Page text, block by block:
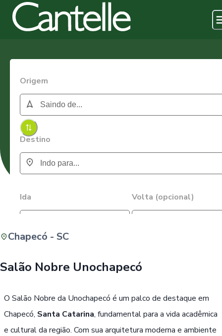
Origem
Destino
Ida Volta (opcional)
Chapecó - SC
Salão Nobre Unochapecó
O Salão Nobre da Unochapecó é um palco de destaque em
Chapecó, Santa Catarina, fundamental para a vida acadêmica
e cultural da região. Com sua arquitetura moderna e ambiente